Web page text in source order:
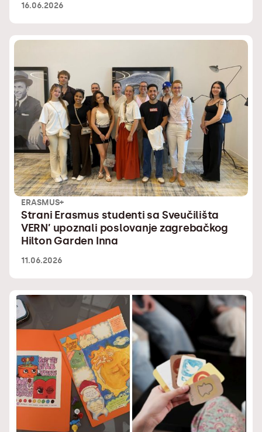
16.06.2026
ERASMUS+
Strani Erasmus studenti sa Sveučilišta
VERN’ upoznali poslovanje zagrebačkog
Hilton Garden Inna
11.06.2026